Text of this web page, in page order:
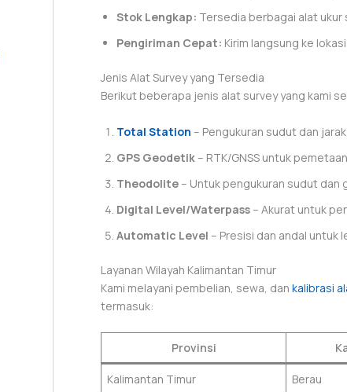
Stok Lengkap: Tersedia berbagai alat ukur
Pengiriman Cepat: Kirim langsung ke
Jenis Alat Survey yang Tersedia
Berikut beberapa jenis alat survey yang kami
Total Station – Pengukuran sudut dan
GPS Geodetik – RTK/GNSS untuk
Theodolite – Untuk pengukuran sudut dan
Digital Level/Waterpass – Akurat untuk
Automatic Level – Presisi dan andal untuk
Layanan Wilayah Kalimantan Timur
Kami melayani pembelian, sewa, dan kalibrasi
termasuk:
Provinsi
Kalimantan Timur Berau